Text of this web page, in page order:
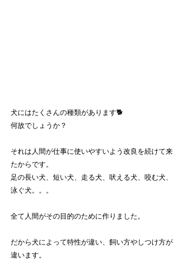
犬にはたくさんの種類があります🐕
何故でしょうか？
それは人間が仕事に使いやすいよう改良を続けて来
たからです。
足の長い犬、短い犬、走る犬、吠える犬、咬む犬、
泳ぐ犬。。。
全て人間がその目的のために作りました。
だから犬によって特性が違い、飼い方やしつけ方が
違います。